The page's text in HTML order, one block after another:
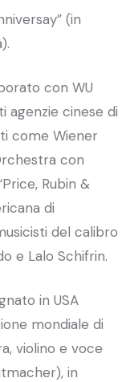
(in
con WU
agenzie cinese di
come Wiener
con
Rubin &
di
del calibro
e Lalo Schifrin.
in USA
mondiale di
violino e voce
in